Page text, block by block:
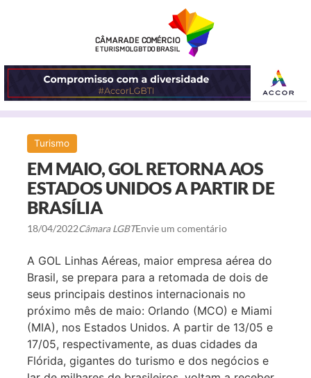
O
MENU
Turismo
EM MAIO, GOL RETORNA AOS
ESTADOS UNIDOS A PARTIR DE
BRASÍLIA
18/04/2022Câmara LGBTEnvie um comentário
A GOL Linhas Aéreas, maior empresa aérea do
Brasil, se prepara para a retomada de dois de
seus principais destinos internacionais no
próximo mês de maio: Orlando (MCO) e Miami
(MIA), nos Estados Unidos. A partir de 13/05 e
17/05, respectivamente, as duas cidades da
Flórida, gigantes do turismo e dos negócios e